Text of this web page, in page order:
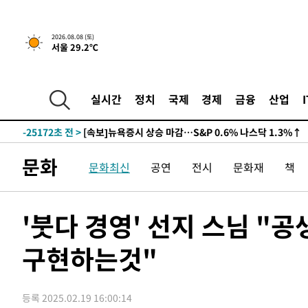
2026.08.08 (토)
서울 29.2℃
실시간 정치 국제 경제 금융 산업
-25172초 전 >
-32046초 전 > '최고 37도' 폭염 지속…강원동해안 최대 150㎜ 비
-32046초 전 >
'최고 37도' 폭염 지속…강원동해안 최대 150㎜ 비
-25172초 전 >[속보]뉴욕증시 상승 마감…S&P 0.6% 나스닥 1.3%↑
문화 문화최신 공연 전시 문화재 책
'붓다 경영' 선지 스님 "공
구현하는것"
등록 2025.02.19 16:00:14